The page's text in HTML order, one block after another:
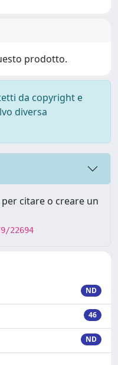
prodotto.
da copyright e
diversa
citare o creare un
22694
ND
46
ND